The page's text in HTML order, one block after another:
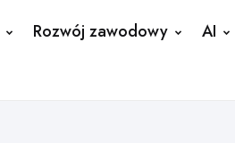
Rozwój zawodowy
AI